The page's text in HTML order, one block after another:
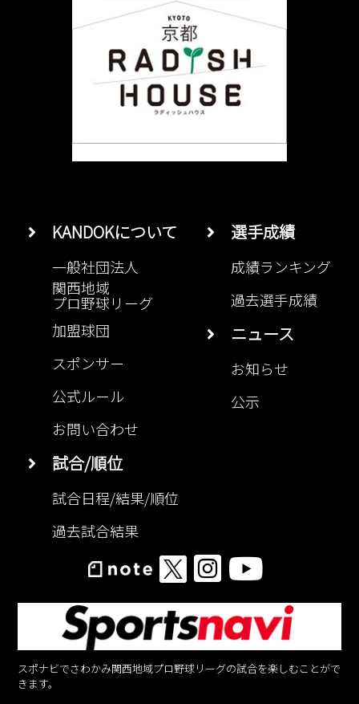
KANDOKについて
一般社団法人
関西地域
プロ野球リーグ
加盟球団
スポンサー
公式ルール
お問い合わせ
試合/順位
試合日程/結果/順位
過去試合結果
選手成績
成績ランキング
過去選手成績
ニュース
お知らせ
公示
スポナビでさわかみ関西地域プロ野球リーグの試合を楽しむことがで
きます。